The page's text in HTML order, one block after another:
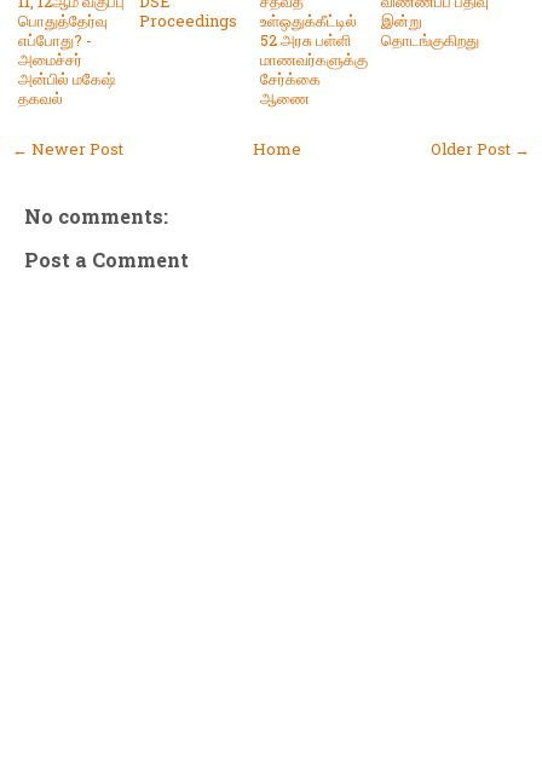
பொதுத்தேர்வு
எப்போது? -
அமைச்சர்
அன்பில் மகேஷ்
தகவல்
Proceedings
உள்ஒதுக்கீட்டில்
52 அரசு பள்ளி
மாணவர்களுக்கு
சேர்க்கை
ஆணை
இன்று
தொடங்குகிறது
← Newer Post Older Post →
Home
No comments:
Post a Comment